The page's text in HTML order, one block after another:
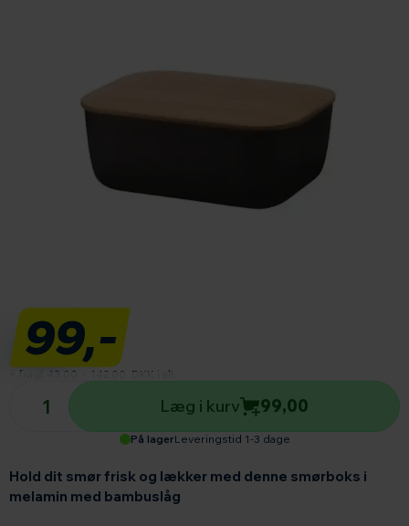
Hold dit smør frisk og lækker med denne smørboks i
melamin med bambuslåg
99,-
+ fragt 43,00 142,00 DKK i alt
På lager Leveringstid 1-3 dage
Antal produkter
Læg i kurv 99,00